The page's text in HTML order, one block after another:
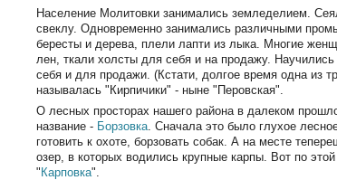
Население Молитовки занимались земледелием.
свеклу. Одновременно занимались различными
бересты и дерева, плели лапти из лыка. Многие
лен, ткали холсты для себя и на продажу.
себя и для продажи. (Кстати, долгое время одна из
называлась "Кирпичики" - ныне "Перовская".
О лесных просторах нашего района в далеком
название - Борзовка . Сначала это было глухое
готовить к охоте, борзовать собак. А на месте
озер, в которых водились крупные карпы. Вот по
" Карповка".